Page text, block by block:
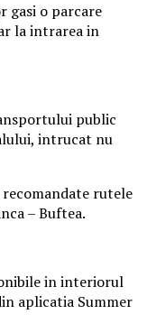
gasi o parcare
la intrarea in
public
intrucat nu
recomandate rutele
– Buftea.
in interiorul
aplicatia Summer